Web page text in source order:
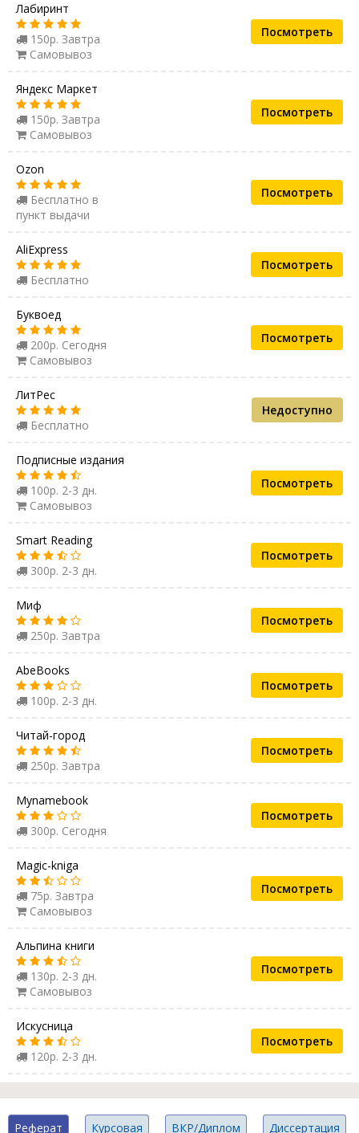
Лабиринт
150р. Завтра
Самовывоз
Посмотреть
Яндекс Маркет
150р. Завтра
Самовывоз
Посмотреть
Ozon
Бесплатно в
пункт выдачи
Посмотреть
AliExpress
Бесплатно
Посмотреть
Буквоед
200р. Сегодня
Самовывоз
Посмотреть
ЛитРес
Бесплатно
Недоступно
Подписные издания
100р. 2-3 дн.
Самовывоз
Посмотреть
Smart Reading
300р. 2-3 дн.
Посмотреть
Миф
250р. Завтра
Посмотреть
AbeBooks
100р. 2-3 дн.
Посмотреть
Читай-город
250р. Завтра
Посмотреть
Mynamebook
300р. Сегодня
Посмотреть
Magic-kniga
75р. Завтра
Самовывоз
Посмотреть
Альпина книги
130р. 2-3 дн.
Самовывоз
Посмотреть
Искусница
120р. 2-3 дн.
Посмотреть
Реферат Курсовая ВКР/Диплом Диссертация